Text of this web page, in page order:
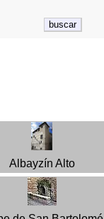
Albayzín Alto